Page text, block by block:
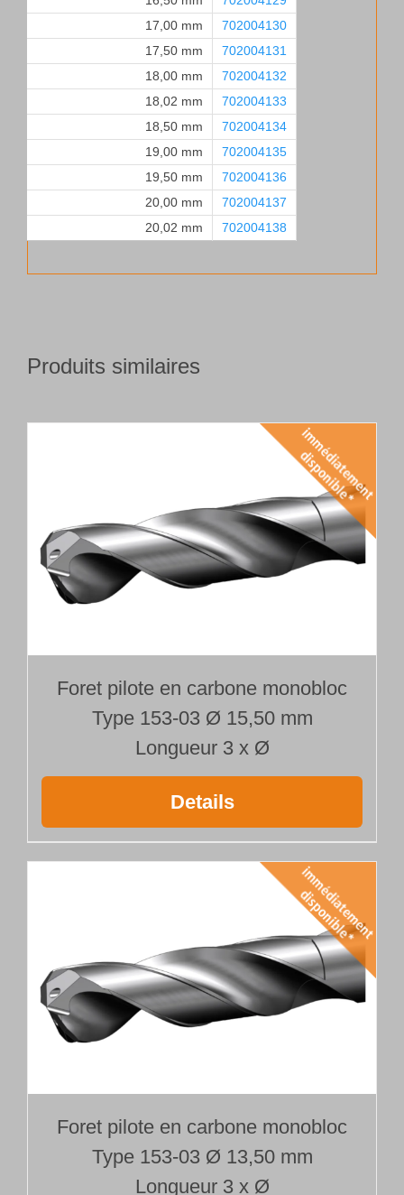
17,00 mm
702004130
17,50 mm
702004131
18,00 mm
702004132
18,02 mm
702004133
18,50 mm
702004134
19,00 mm
702004135
19,50 mm
702004136
20,00 mm
702004137
20,02 mm
702004138
Produits similaires
Foret pilote en carbone monobloc
Type 153-03 Ø 15,50 mm
Longueur 3 x Ø
Details
Foret pilote en carbone monobloc
Type 153-03 Ø 13,50 mm
Longueur 3 x Ø